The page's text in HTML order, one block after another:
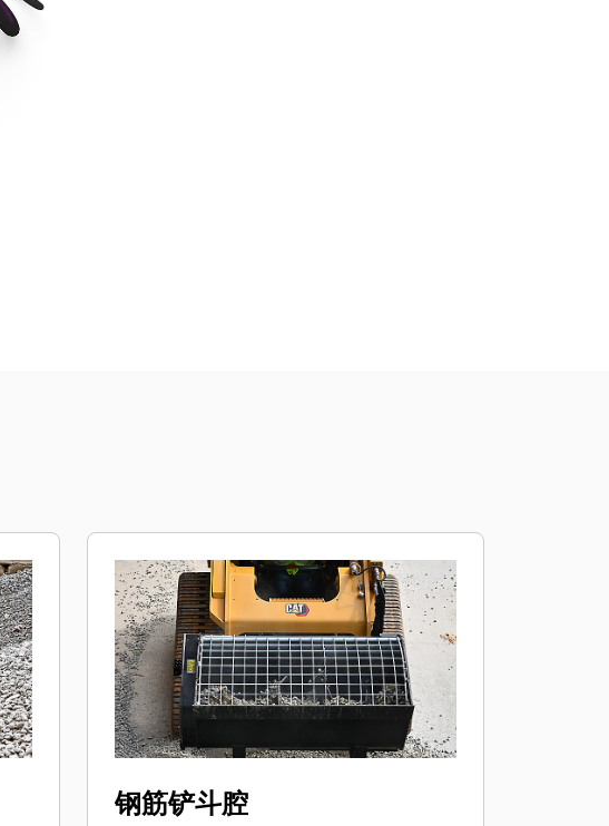
钢筋铲斗腔